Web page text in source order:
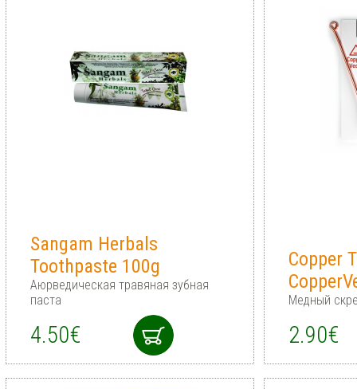
Sangam Herbals
Toothpaste 100g
Аюрведическая травяная зубная
паста
4.50€
Copper
Медный
2.90€